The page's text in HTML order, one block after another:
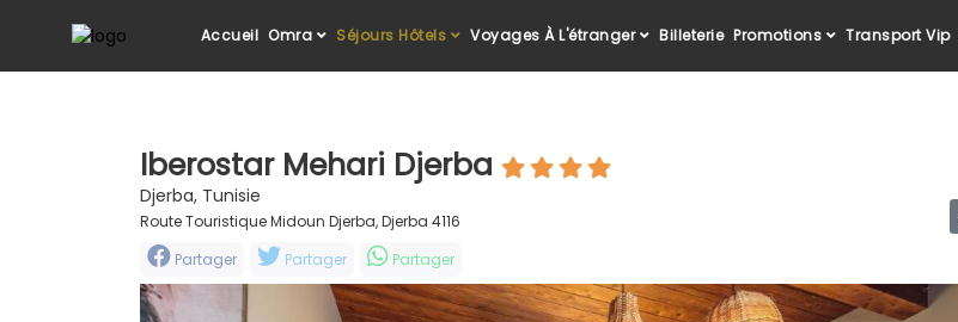
Accueil Omra Séjours Hôtels Voyages À L'étranger Billeterie Promotions Transport Vip
Iberostar Mehari Djerba
Djerba, Tunisie
Route Touristique Midoun Djerba, Djerba 4116
Partager
Partager Partager